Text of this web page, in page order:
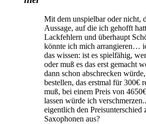
Mit dem unspielbar oder nicht,
Aussage, auf die ich gehofft
Lackfehlern und überhaupt
könnte ich mich arrangieren…
das wissen: ist es spielfähig,
oder muß es das erst gemacht
dann schon abschrecken
bestellen, das erstmal für 300€
muß, bei einem Preis von
lassen würde ich
eigentlich den Preisunterschied
Saxophonen aus?